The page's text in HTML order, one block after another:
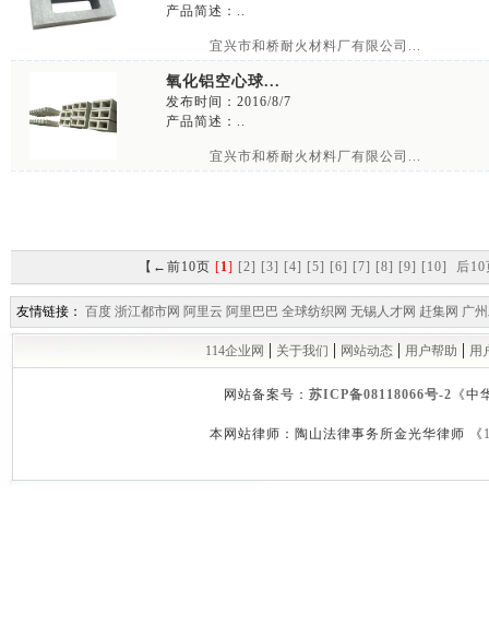
产品简述：..
宜兴市和桥耐火材料厂有限公司...
氧化铝空心球...
发布时间：2016/8/7
产品简述：..
宜兴市和桥耐火材料厂有限公司...
【←前10页 [1] [2] [3] [4] [5] [6] [7] [8] [9] [10] 后
友情链接： 百度 浙江都市网 阿里云 阿里巴巴 全球纺织网 无锡人才网 赶集网 广
114企业网 | 关于我们 | 网站动态 | 用户帮助 | 用
网站备案号： 苏ICP备08118066号-2 《
本网站律师：陶山法律事务所金光华律师 《